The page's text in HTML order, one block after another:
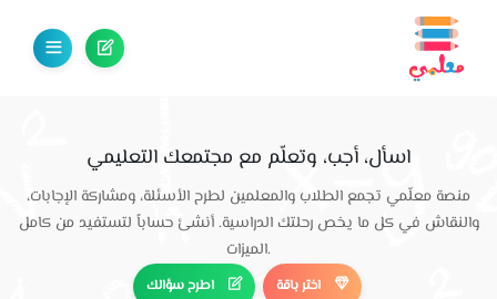
اسأل، أجب، وتعلّم مع مجتمعك التعليمي
منصة معلّمي تجمع الطلاب والمعلمين لطرح الأسئلة، ومشاركة الإجابات،
والنقاش في كل ما يخص رحلتك الدراسية. أنشئ حساباً لتستفيد من كامل
الميزات.
اطرح سؤالك اختر باقة